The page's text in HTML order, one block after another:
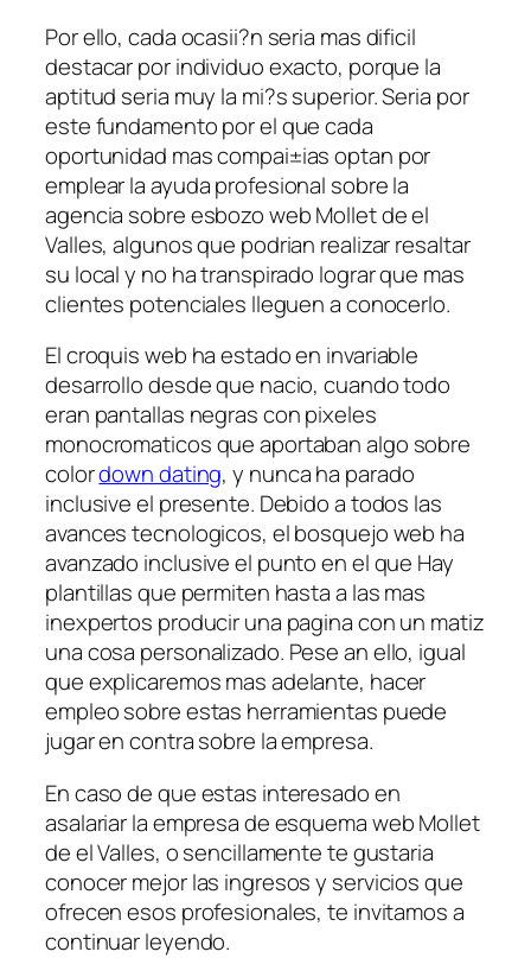
Por ello, cada ocasii?n seri­a mas dificil
destacar por individuo exacto, porque la
aptitud seri­a muy la mi?s superior. Seri­a por
este fundamento por el que cada
oportunidad mas compai±ias optan por
emplear la ayuda profesional sobre la
agencia sobre esbozo web Mollet de el
Valles, algunos que podri­an realizar resaltar
su local y no ha transpirado lograr que mas
clientes potenciales lleguen a conocerlo.
El croquis web ha estado en invariable
desarrollo desde que nacio, cuando todo
eran pantallas negras con pixeles
monocromaticos que aportaban algo sobre
colordown dating, y nunca ha parado
inclusive el presente. Debido a todos las
avances tecnologicos, el bosquejo web ha
avanzado inclusive el punto en el que Hay
plantillas que permiten hasta a las mas
inexpertos producir una pagina con un matiz
una cosa personalizado. Pese an ello, igual
que explicaremos mas adelante, hacer
empleo sobre estas herramientas puede
jugar en contra sobre la empresa.
En caso de que estas interesado en
asalariar la empresa de esquema web Mollet
de el Valles, o sencillamente te gustaria
conocer mejor las ingresos y servicios que
ofrecen esos profesionales, te invitamos a
continuar leyendo.